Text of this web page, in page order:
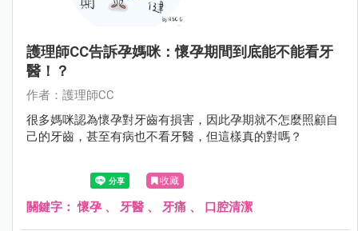
護理師CC告訴孕媽咪：懷孕期間到底能不能看牙
醫！？
作者：護理師CC
很多媽咪認為懷孕對牙齒有損害，因此孕期就不怎麼照顧自
己的牙齒，甚至有病也不看牙醫，但這樣真的對嗎？
收藏
關鍵字：懷孕 、 牙醫 、 牙痛 、 口腔清潔